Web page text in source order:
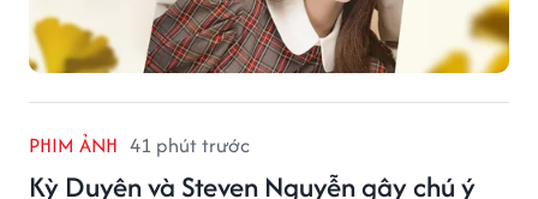
PHIM ẢNH 41 phút trước
Kỳ Duyên và Steven Nguyễn gây chú ý